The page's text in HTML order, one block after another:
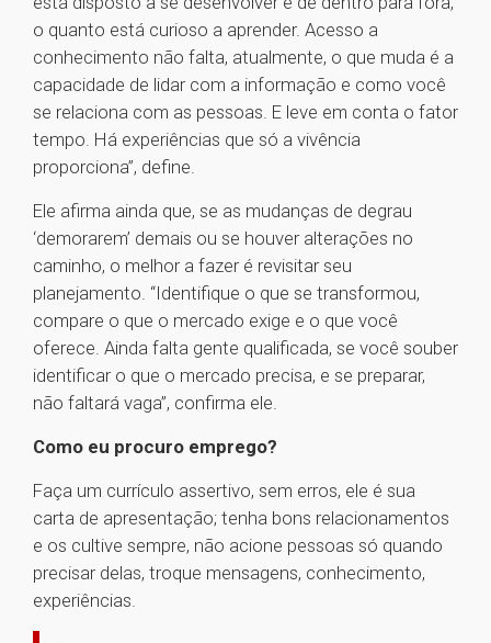
o quanto está curioso a aprender. Acesso a
conhecimento não falta, atualmente, o que muda é a
capacidade de lidar com a informação e como você
se relaciona com as pessoas. E leve em conta o fator
tempo. Há experiências que só a vivência
proporciona”, define.
Ele afirma ainda que, se as mudanças de degrau
‘demorarem’ demais ou se houver alterações no
caminho, o melhor a fazer é revisitar seu
planejamento. “Identifique o que se transformou,
compare o que o mercado exige e o que você
oferece. Ainda falta gente qualificada, se você souber
identificar o que o mercado precisa, e se preparar,
não faltará vaga”, confirma ele.
Como eu procuro emprego?
Faça um currículo assertivo, sem erros, ele é sua
carta de apresentação; tenha bons relacionamentos
e os cultive sempre, não acione pessoas só quando
precisar delas, troque mensagens, conhecimento,
experiências.